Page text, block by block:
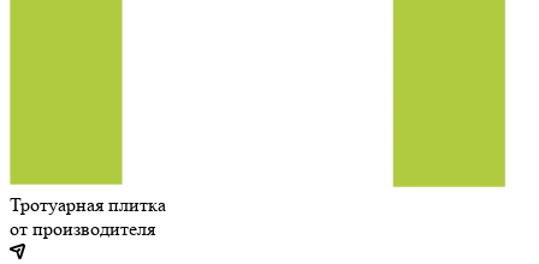
Тротуарная плитка
от производителя